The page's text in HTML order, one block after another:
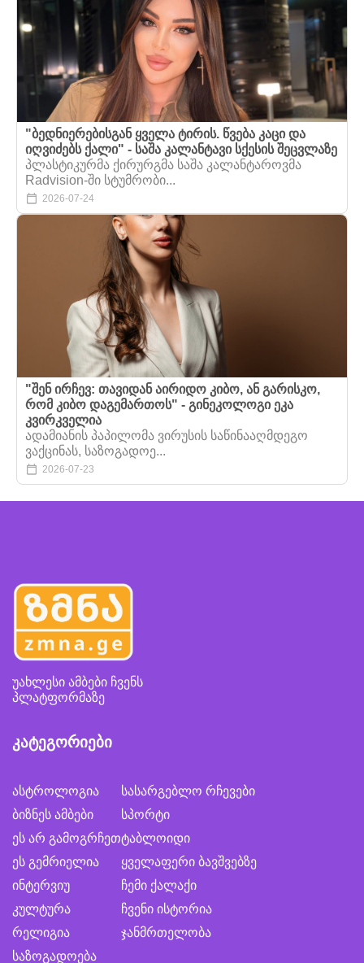
"ბედნიერებისგან ყველა ტირის. წვება კაცი და
იღვიძებს ქალი" - საშა კალანტავი სქესის შეცვლაზე
პლასტიკურმა ქირურგმა საშა კალანტაროვმა
Radvision-ში სტუმრობი...
2026-07-24
"შენ ირჩევ: თავიდან აირიდო კიბო, ან გარისკო,
რომ კიბო დაგემართოს" - გინეკოლოგი ეკა
კვირკველია
ადამიანის პაპილომა ვირუსის საწინააღმდეგო
ვაქცინას, საზოგადოე...
2026-07-23
უახლესი ამბები ჩვენს
პლატფორმაზე
კატეგორიები
ასტროლოგია
ბიზნეს ამბები
ეს არ გამოგრჩეთ
ეს გემრიელია
ინტერვიუ
კულტურა
რელიგია
საზოგადოება
სასარგებლო რჩევები
სპორტი
ტაბლოიდი
ყველაფერი ბავშვებზე
ჩემი ქალაქი
ჩვენი ისტორია
ჯანმრთელობა